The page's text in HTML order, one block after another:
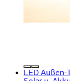
LED